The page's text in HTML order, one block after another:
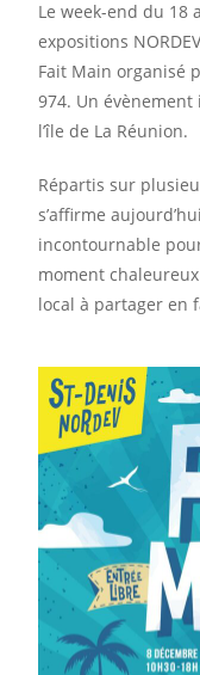
Le week-end du 18
expositions
Fait Main organisé
974. Un
l’île de La Réunion.
Répartis sur
s’affirme
incontournable
moment
local à partager en